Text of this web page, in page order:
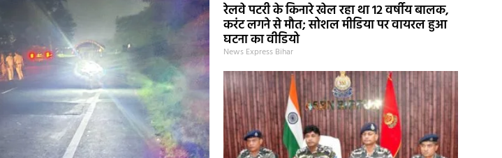
रेलवे पटरी के किनारे खेल रहा था 12 वर्षीय बालक,
करंट लगने से मौत; सोशल मीडिया पर वायरल हुआ
घटना का वीडियो
News Express Bihar